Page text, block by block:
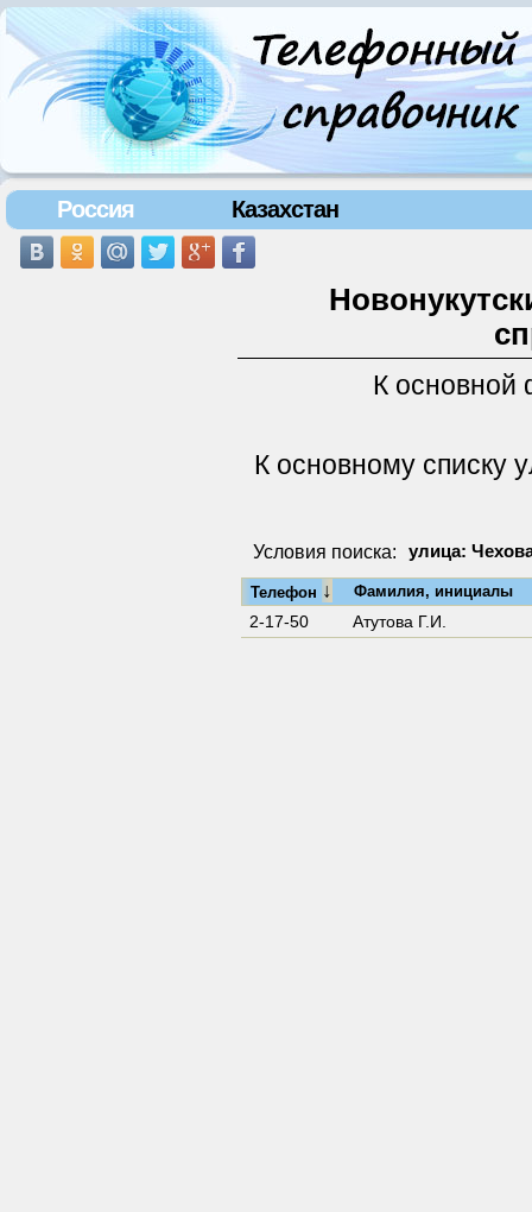
Россия Казахстан
К
К основному списку
Условия поиска: улица:
Телефон ↓ Фамилия, инициалы
2-17-50 Атутова Г.И.